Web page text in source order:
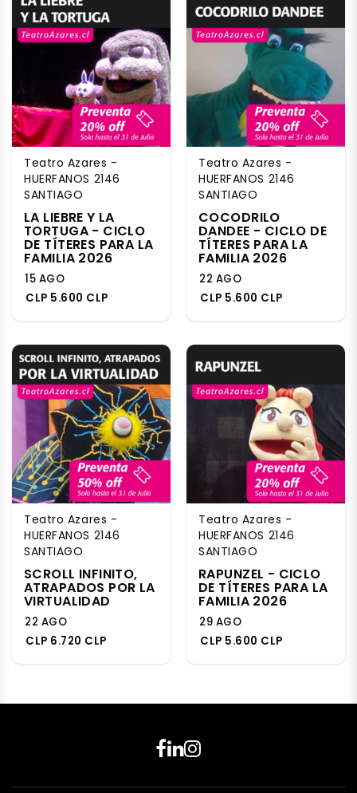
Teatro Azares -
HUERFANOS 2146
SANTIAGO
LA LIEBRE Y LA
TORTUGA - CICLO
DE TÍTERES PARA LA
FAMILIA 2026
15 AGO
CLP 5.600 CLP
Teatro Azares -
HUERFANOS 2146
SANTIAGO
COCODRILO
DANDEE - CICLO DE
TÍTERES PARA LA
FAMILIA 2026
22 AGO
CLP 5.600 CLP
Teatro Azares -
HUERFANOS 2146
SANTIAGO
SCROLL INFINITO,
ATRAPADOS POR LA
VIRTUALIDAD
22 AGO
CLP 6.720 CLP
Teatro Azares -
HUERFANOS 2146
SANTIAGO
RAPUNZEL - CICLO
DE TÍTERES PARA LA
FAMILIA 2026
29 AGO
CLP 5.600 CLP